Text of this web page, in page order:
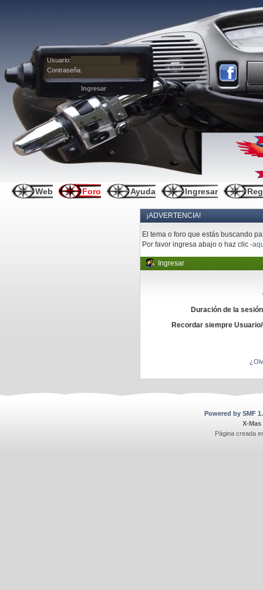
Usuario:
Contraseña:
Web Foro Ayuda Ingresar
¡ADVERTENCIA!
El tema o foro que estás buscando
Por favor ingresa abajo o haz clic-
Ingresar
Duración de la
Recordar siempre
Powered by SMF
X-Mas
Página creada